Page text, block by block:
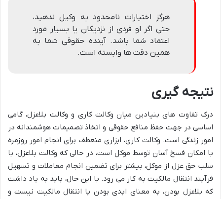
هرگز اختیارات نامحدود به وکیل ندهید،
حتی اگر او فردی از نزدیکان یا بسیار مورد
اعتماد شما باشد. آینده حقوقی شما به
همین دقت ها وابسته است.
نتیجه گیری
درک تفاوت های بنیادین میان وکالت کاری و وکالت بلاعزل، گامی
اساسی در جهت حفظ منافع حقوقی و اتخاذ تصمیمات هوشمندانه در
امور زندگی است. وکالت کاری، ابزاری منعطف برای انجام امور روزمره
با امکان فسخ آسان توسط موکل است، در حالی که وکالت بلاعزل، با
سلب حق عزل از موکل، بیشتر برای تضمین انجام معاملات و تسهیل
فرآیند انتقال مالکیت به کار می رود. با این حال، باید به یاد داشت
که بلاعزل بودن، به معنای ابدی بودن یا انتقال مالکیت نیست و